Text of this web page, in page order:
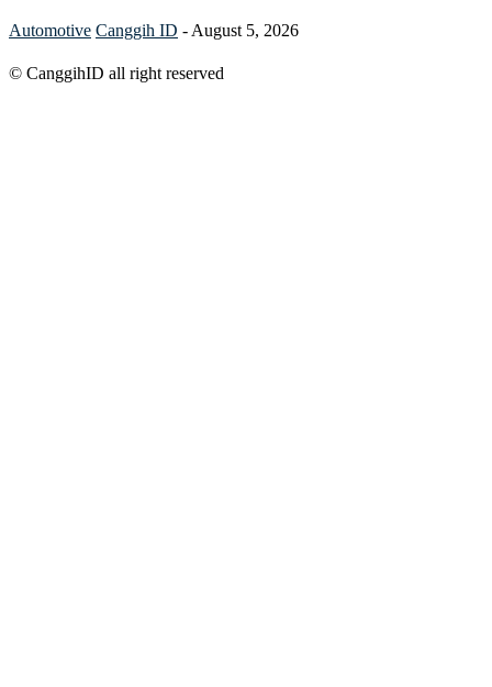
Automotive Canggih ID - August 5, 2026
© CanggihID all right reserved